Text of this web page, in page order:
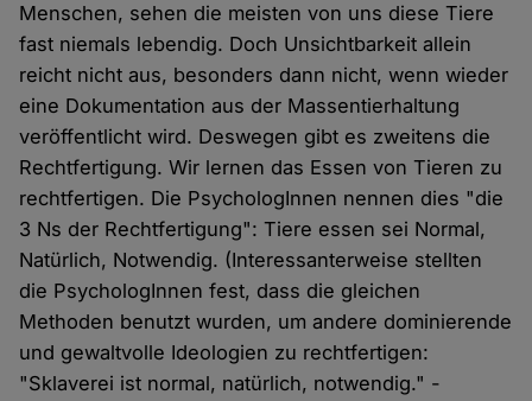
Menschen, sehen die meisten von uns diese Tiere
fast niemals lebendig. Doch Unsichtbarkeit allein
reicht nicht aus, besonders dann nicht, wenn wieder
eine Dokumentation aus der Massentierhaltung
veröffentlicht wird. Deswegen gibt es zweitens die
Rechtfertigung. Wir lernen das Essen von Tieren zu
rechtfertigen. Die PsychologInnen nennen dies "die
3 Ns der Rechtfertigung": Tiere essen sei Normal,
Natürlich, Notwendig. (Interessanterweise stellten
die PsychologInnen fest, dass die gleichen
Methoden benutzt wurden, um andere dominierende
und gewaltvolle Ideologien zu rechtfertigen:
"Sklaverei ist normal, natürlich, notwendig." -